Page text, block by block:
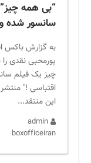
“بی همه
سانسور شده
به گزارش باکس
پورمحبی نقدی
چیز یک فیلم
اقتباسی !"
این منتقد...
admin
boxofficeiran